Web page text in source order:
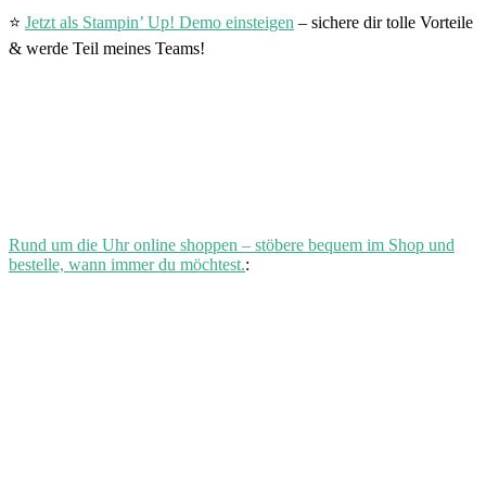
⭐ Jetzt als Stampin’ Up! Demo einsteigen – sichere dir tolle Vorteile
& werde Teil meines Teams!
Rund um die Uhr online shoppen – stöbere bequem im Shop und
bestelle, wann immer du möchtest.: